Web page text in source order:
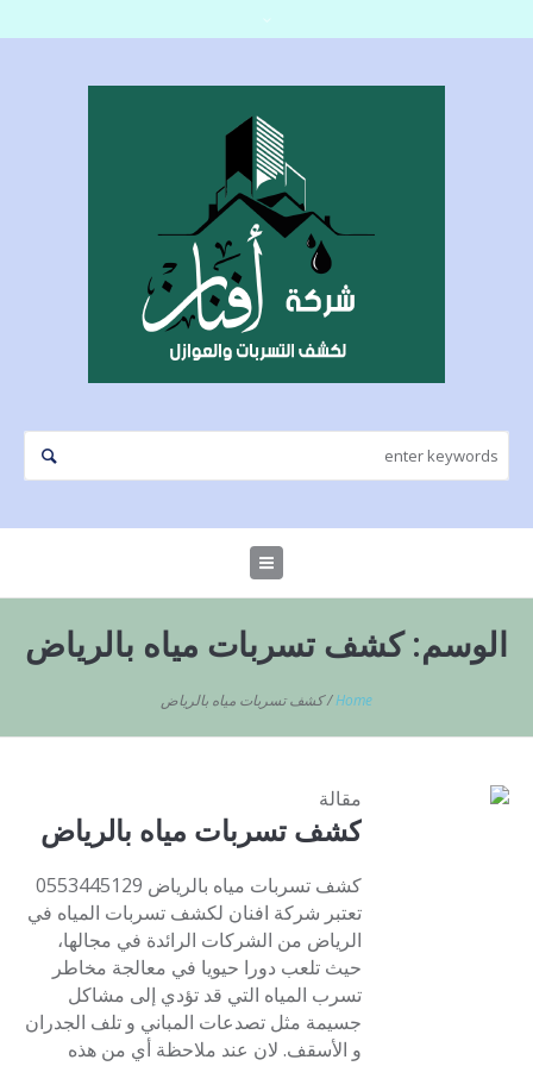
الوسم:كشف تسربات مياه بالرياض
Home
/كشف تسربات مياه بالرياض
مقالة
كشف تسربات مياه بالرياض
كشف تسربات مياه بالرياض 0553445129
تعتبر شركة افنان لكشف تسربات المياه في
الرياض من الشركات الرائدة في مجالها،
حيث تلعب دورا حيويا في معالجة مخاطر
تسرب المياه التي قد تؤدي إلى مشاكل
جسيمة مثل تصدعات المباني و تلف الجدران
و الأسقف. لان عند ملاحظة أي من هذه